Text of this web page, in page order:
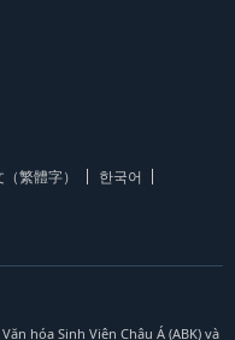
繁體字）
한국어
hóa Sinh Viên Châu Á (ABK) và